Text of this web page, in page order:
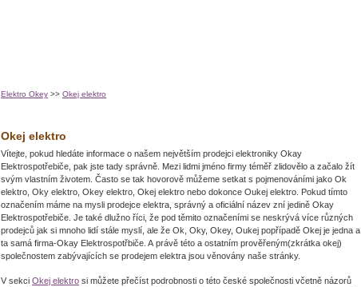
Elektro Okey >> Okej elektro
Okej elektro
Vítejte, pokud hledáte informace o našem největším prodejci elektroniky Okay
Elektrospotřebiče, pak jste tady správně. Mezi lidmi jméno firmy téměř zlidovělo a začalo žít
svým vlastním životem. Často se tak hovorově můžeme setkat s pojmenováními jako Ok
elektro, Oky elektro, Okey elektro, Okej elektro nebo dokonce Oukej elektro. Pokud tímto
označením máme na mysli prodejce elektra, správný a oficiální název zní jedině Okay
Elektrospotřebiče. Je také dlužno říci, že pod těmito označeními se neskrývá více různých
prodejců jak si mnoho lidí stále myslí, ale že Ok, Oky, Okey, Oukej popřípadě Okej je jedna a
ta samá firma-Okay Elektrospotřbiče. A právě této a ostatním prověřeným(zkrátka okej)
společnostem zabývajících se prodejem elektra jsou věnovány naše stránky.
V sekci Okej elektro si můžete přečíst podrobnosti o této české společnosti včetně názorů